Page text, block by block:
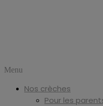
Menu
Nos crèches
Pour les